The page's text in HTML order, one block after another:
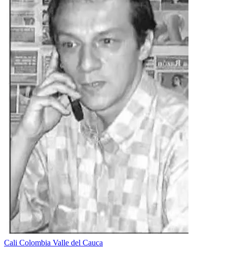
Cali Colombia Valle del Cauca